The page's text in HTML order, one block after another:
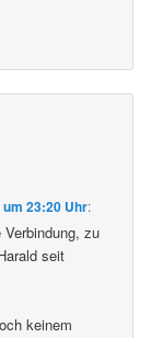
23:20 Uhr:
zu
seit
keinem